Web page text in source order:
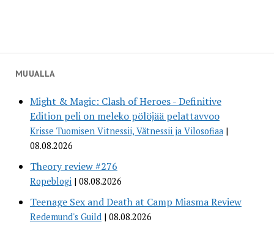
MUUALLA
Might & Magic: Clash of Heroes - Definitive
Edition peli on meleko pölöjää pelattavvoo
Krisse Tuomisen Vitnessii, Vätnessii ja Vilosofiaa
08.08.2026
Theory review #276
Ropeblogi 08.08.2026
Teenage Sex and Death at Camp Miasma Review
Redemund's Guild 08.08.2026